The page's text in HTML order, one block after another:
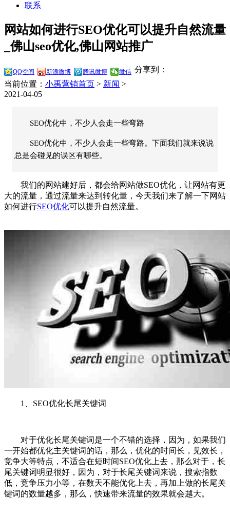
联系
网站如何进行SEO优化可以提升自然流量
_佛山seo优化,佛山网站推广
分享到：
QQ空间 新浪微博 腾讯微博 微信
当前位置： 小禹营销首页 > 新闻 >
2021-04-05
SEO优化中，不少人会走一些弯路
SEO优化中，不少人会走一些弯路。下面我们就来说说
总是会碰见的误区有哪些。
我们的网站建好后，都会给网站做SEO优化，让网站有更
大的流量，通过流量来达到转化量，今天我们来了解一下网站
如何进行SEO优化可以提升自然流量。
1、SEO优化长尾关键词
对于优化长尾关键词是一个不错的选择，因为，如果我们
一开始都优化主关键词的话，那么，优化的时间长，见效长，
竞争大等特点，不适合在短时间SEO优化上去，那么对于，长
尾关键词明显很好，因为，对于长尾关键词来说，搜索指数
低，竞争压力小等，在数天不能优化上去，再加上做的长尾关
键词的数量越多，那么，快速带来流量的效果就会越大。